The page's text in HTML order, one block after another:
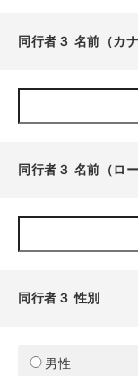
同行者３ 名前（カナ
同行者３ 名前（ロー
同行者３ 性別
男性